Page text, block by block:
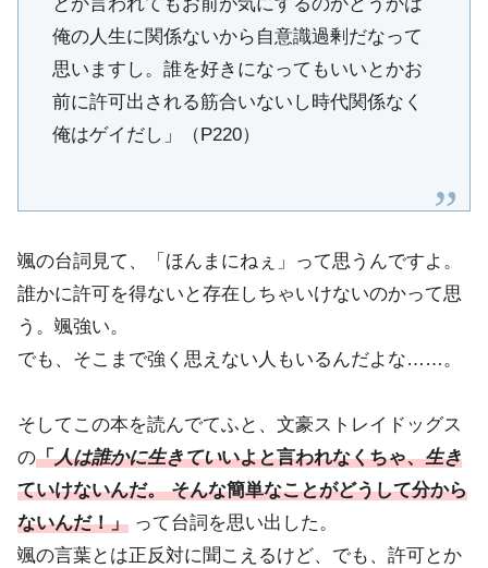
俺の人生に関係ないから自意識過剰だなって
思いますし。誰を好きになってもいいとかお
前に許可出される筋合いないし時代関係なく
俺はゲイだし」（P220）
颯の台詞見て、「ほんまにねぇ」って思うんですよ。
誰かに許可を得ないと存在しちゃいけないのかって思
う。颯強い。
でも、そこまで強く思えない人もいるんだよな……。
そしてこの本を読んでてふと、文豪ストレイドッグス
の「人は誰かに生きていいよと言われなくちゃ、生き
ていけないんだ。 そんな簡単なことがどうして分から
ないんだ！」 って台詞を思い出した。
颯の言葉とは正反対に聞こえるけど、でも、許可とか